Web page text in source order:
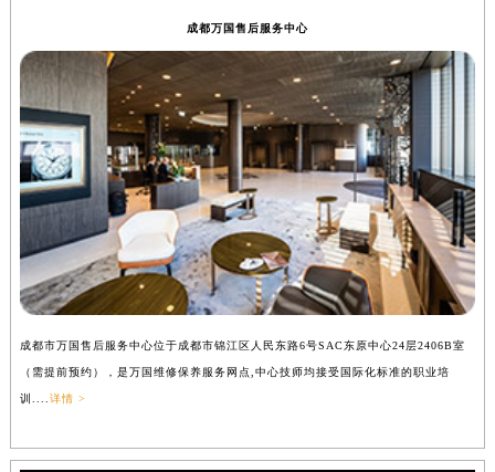
成都万国售后服务中心
成都市万国售后服务中心位于成都市锦江区人民东路6号SAC东原中心24层2406B室
（需提前预约），是万国维修保养服务网点,中心技师均接受国际化标准的职业培
训.... 详情 >